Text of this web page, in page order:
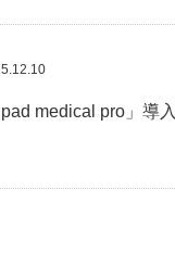
pad medical pro」導